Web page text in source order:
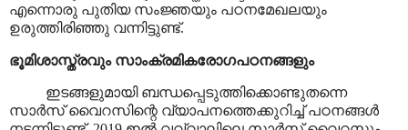
എന്നൊരു പുതിയ സംജ്ഞയും പഠനമേഖലയും
ഉരുത്തിരിഞ്ഞു വന്നിട്ടുണ്ട്.
ഭൂമിശാസ്ത്രവും സാംക്രമികരോഗപഠനങ്ങളും
ഇടങ്ങളുമായി ബന്ധപ്പെടുത്തിക്കൊണ്ടുതന്നെ
സാർസ് വൈറസിന്റെ വ്യാപനത്തെക്കുറിച്ച് പഠനങ്ങൾ